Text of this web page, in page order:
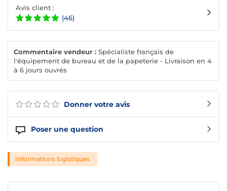
Donner votre avis
Poser une question
Avis client :
(46)
Commentaire vendeur : Spécialiste français de
l'équipement de bureau et de la papeterie - Livraison en 4
à 6 jours ouvrés
Informations logistiques